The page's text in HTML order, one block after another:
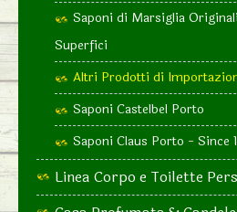
Saponi di Marsiglia
Superfici
Altri Prodotti di
Saponi Castelbel Porto
Saponi Claus Porto - Since
Linea Corpo e Toilette